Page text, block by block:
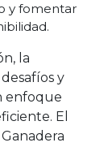
y fomentar
la
y
enfoque
El